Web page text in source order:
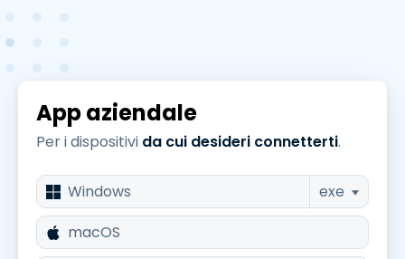
App aziendale
Per i dispositivi da cui desideri connetterti.
Windows
exe
macOS